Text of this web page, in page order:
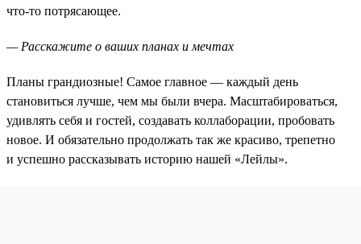
что-то потрясающее.
— Расскажите о ваших планах и мечтах
Планы грандиозные! Самое главное — каждый день
становиться лучше, чем мы были вчера. Масштабироваться,
удивлять себя и гостей, создавать коллаборации, пробовать
новое. И обязательно продолжать так же красиво, трепетно
и успешно рассказывать историю нашей «Лейлы».